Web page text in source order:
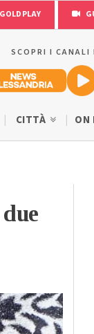
SCOPRI I CANALI
CITTÀ ON